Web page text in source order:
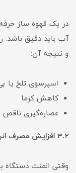
در یک قهوه ساز
آب باید دقیق باشد.
و نتیجه آن:
اسپرسوی تلخ یا
کاهش کرما
عصاره‌گیری ناقص
3.2 افزایش مصرف انرژی
وقتی المنت دستگاه